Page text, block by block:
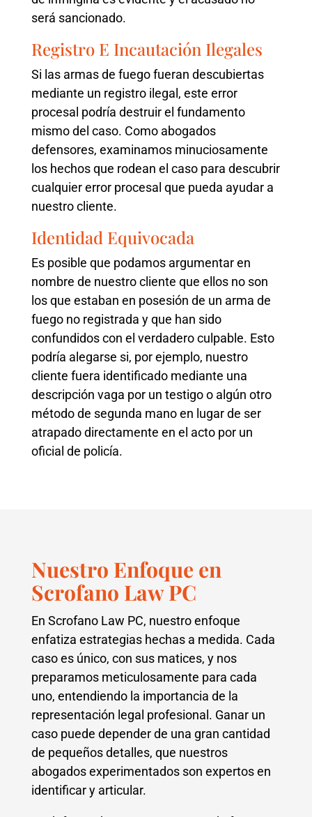
será sancionado.
Registro E Incautación Ilegales
Si las armas de fuego fueran descubiertas
mediante un registro ilegal, este error
procesal podría destruir el fundamento
mismo del caso. Como abogados
defensores, examinamos minuciosamente
los hechos que rodean el caso para descubrir
cualquier error procesal que pueda ayudar a
nuestro cliente.
Identidad Equivocada
Es posible que podamos argumentar en
nombre de nuestro cliente que ellos no son
los que estaban en posesión de un arma de
fuego no registrada y que han sido
confundidos con el verdadero culpable. Esto
podría alegarse si, por ejemplo, nuestro
cliente fuera identificado mediante una
descripción vaga por un testigo o algún otro
método de segunda mano en lugar de ser
atrapado directamente en el acto por un
oficial de policía.
Nuestro Enfoque en
Scrofano Law PC
En Scrofano Law PC, nuestro enfoque
enfatiza estrategias hechas a medida. Cada
caso es único, con sus matices, y nos
preparamos meticulosamente para cada
uno, entendiendo la importancia de la
representación legal profesional. Ganar un
caso puede depender de una gran cantidad
de pequeños detalles, que nuestros
abogados experimentados son expertos en
identificar y articular.